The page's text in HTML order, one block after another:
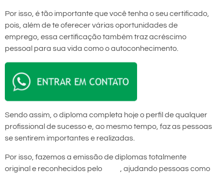
Por isso, é tão importante que você tenha o seu certificado,
pois, além de te oferecer várias oportunidades de
emprego, essa certificação também traz acréscimo
pessoal para sua vida como o autoconhecimento.
Sendo assim, o diploma completa hoje o perfil de qualquer
profissional de sucesso e, ao mesmo tempo, faz as pessoas
se sentirem importantes e realizadas.
Por isso, fazemos a emissão de diplomas totalmente
original e reconhecidos pelo
, ajudando pessoas como